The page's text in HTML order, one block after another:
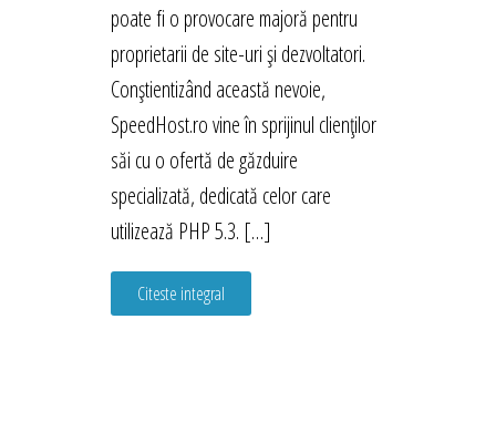
poate fi o provocare majoră pentru
proprietarii de site-uri și dezvoltatori.
Conștientizând această nevoie,
SpeedHost.ro vine în sprijinul clienților
săi cu o ofertă de găzduire
specializată, dedicată celor care
utilizează PHP 5.3. […]
Citeste integral